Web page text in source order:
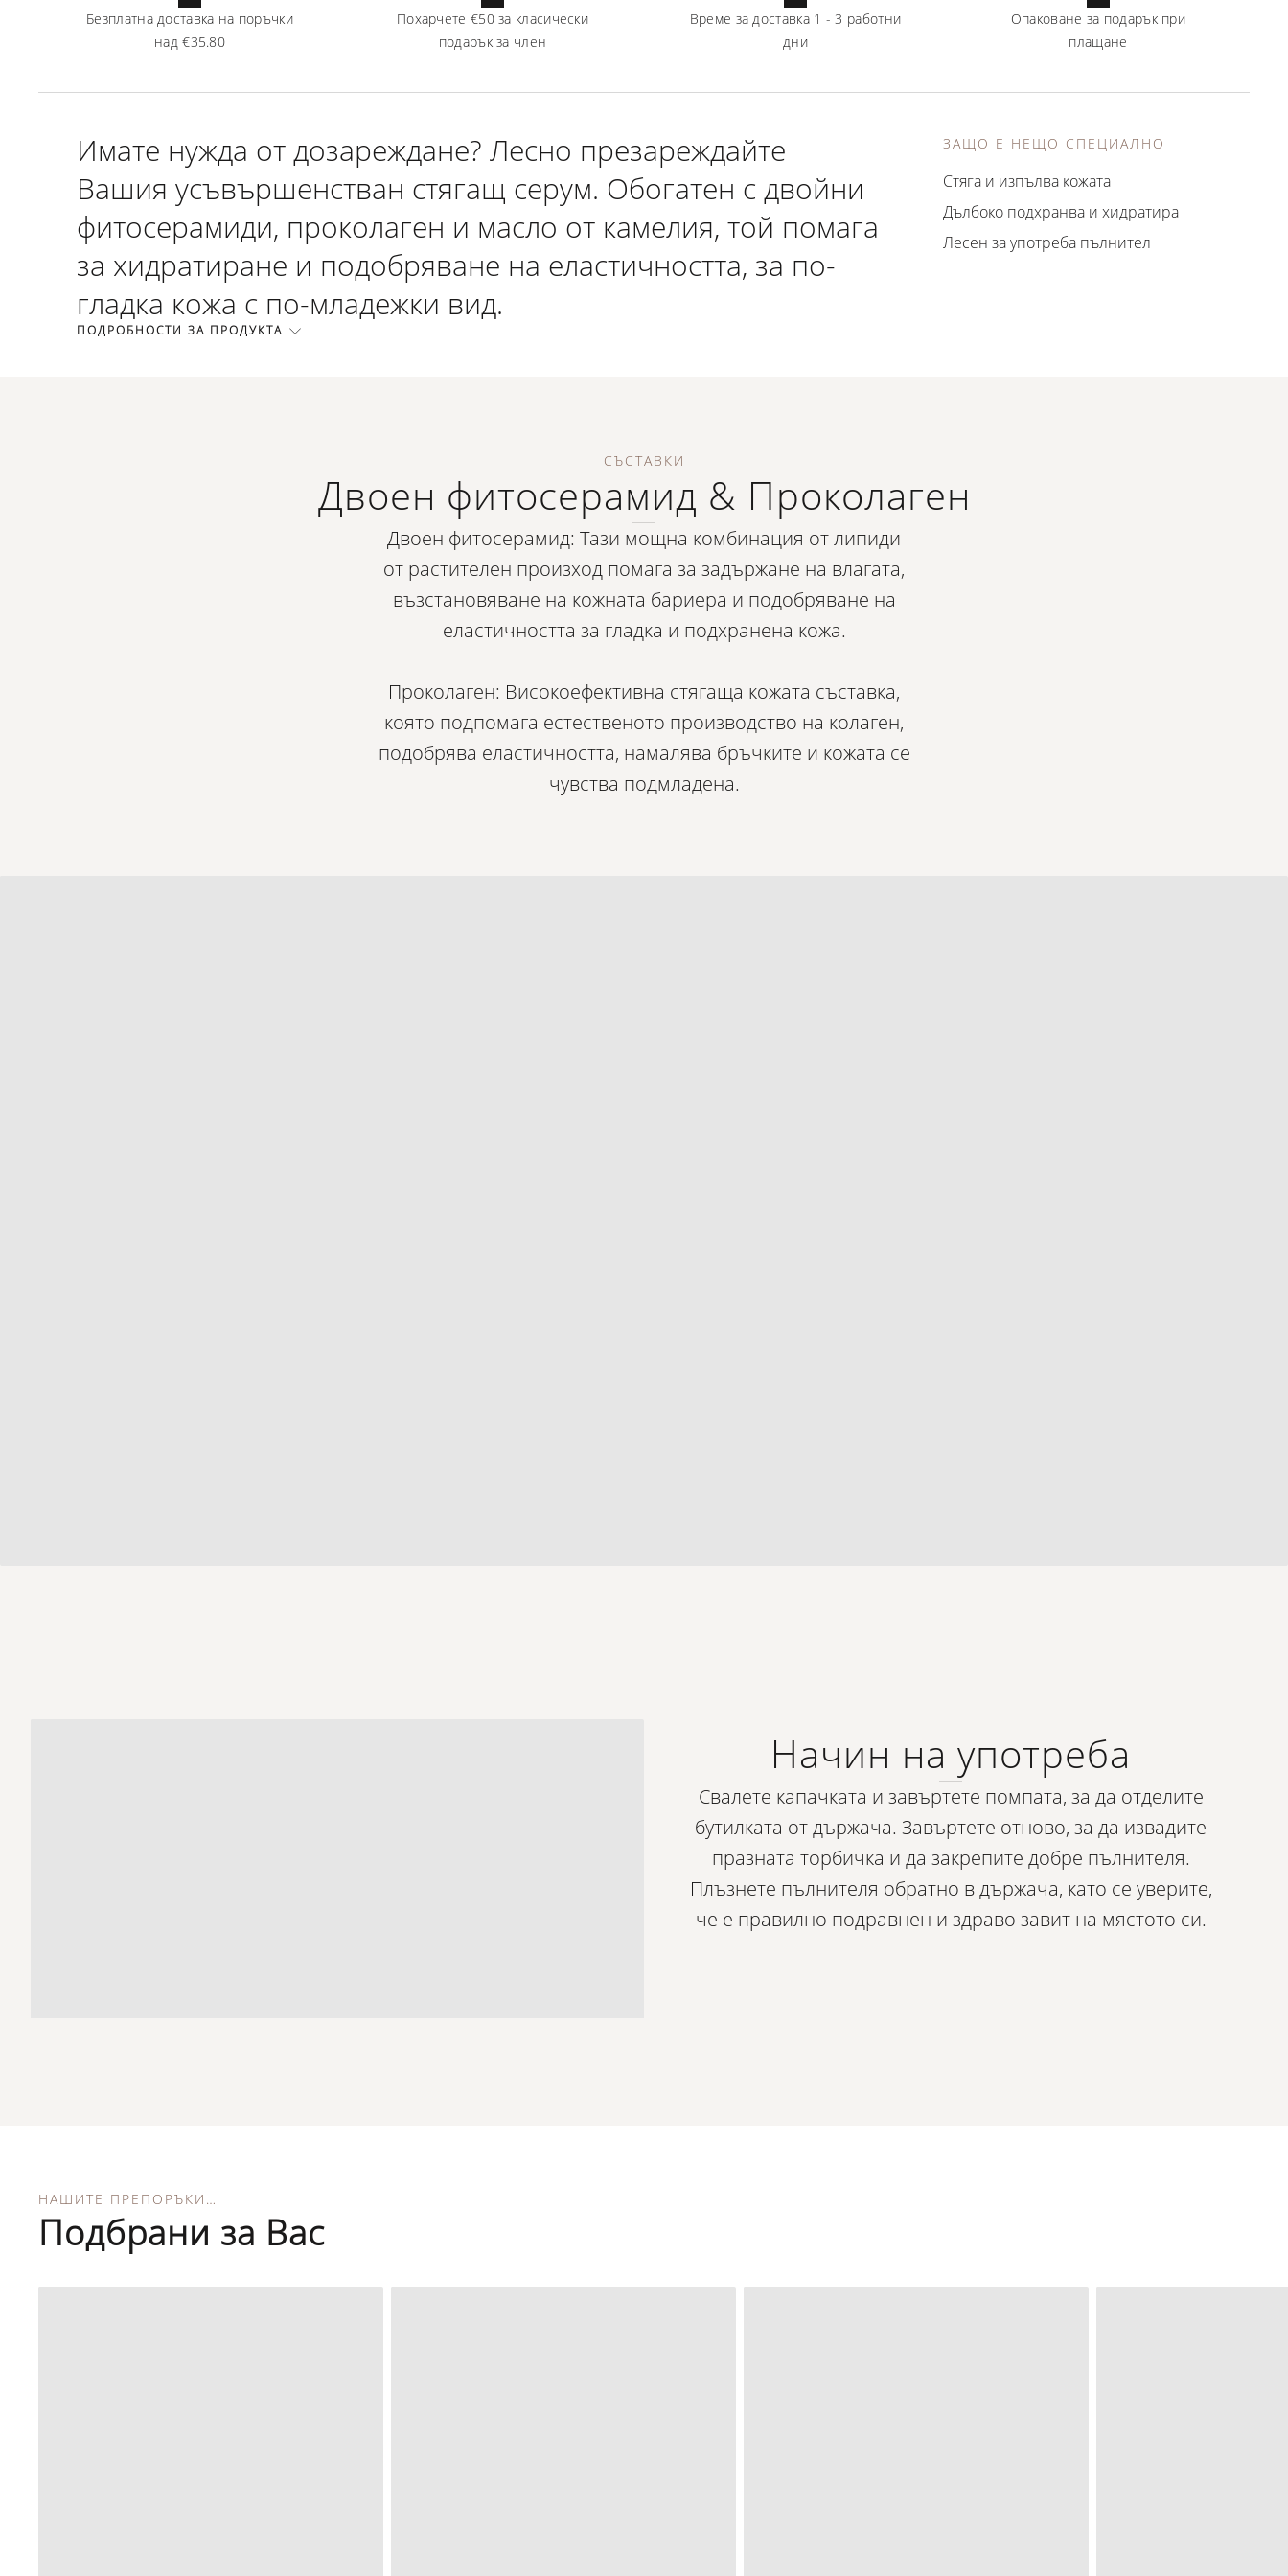
Безплатна доставка на поръчки
над €35.80
Похарчете €50 за класически
подарък за член
Време за доставка 1 - 3 работни
дни
Опаковане за подарък при
плащане
Имате нужда от дозареждане? Лесно презареждайте
Вашия усъвършенстван стягащ серум. Обогатен с двойни
фитосерамиди, проколаген и масло от камелия, той помага
за хидратиране и подобряване на еластичността, за по-
гладка кожа с по-младежки вид.
ПОДРОБНОСТИ ЗА ПРОДУКТА
ЗАЩО Е НЕЩО СПЕЦИАЛНО
Стяга и изпълва кожата
Дълбоко подхранва и хидратира
Лесен за употреба пълнител
СЪСТАВКИ
Двоен фитосерамид & Проколаген
Двоен фитосерамид: Тази мощна комбинация от липиди
от растителен произход помага за задържане на влагата,
възстановяване на кожната бариера и подобряване на
еластичността за гладка и подхранена кожа.
Проколаген: Високоефективна стягаща кожата съставка,
която подпомага естественото производство на колаген,
подобрява еластичността, намалява бръчките и кожата се
чувства подмладена.
Начин на употреба
Свалете капачката и завъртете помпата, за да отделите
бутилката от държача. Завъртете отново, за да извадите
празната торбичка и да закрепите добре пълнителя.
Плъзнете пълнителя обратно в държача, като се уверите,
че е правилно подравнен и здраво завит на мястото си.
НАШИТЕ ПРЕПОРЪКИ…
Подбрани за Вас